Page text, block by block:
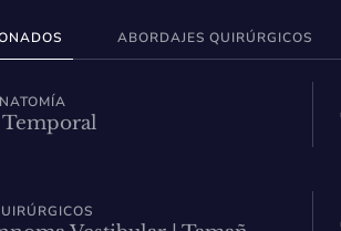
ABORDAJES QUIRÚRGICOS